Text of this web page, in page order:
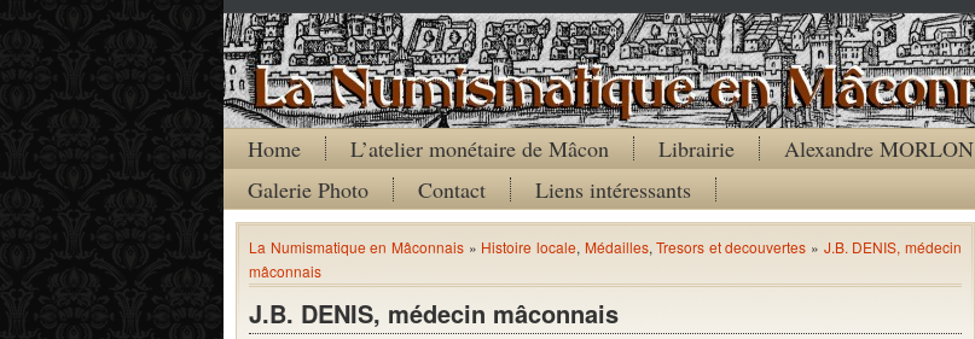
Home L’atelier monétaire de Mâcon Librairie
Alexandre MORLON
Galerie Photo
Contact Liens intéressants
La Numismatique en Mâconnais» Histoire locale, Médailles,Tresors et decouvertes » J.B. DENIS, médecin
mâconnais
J.B. DENIS, médecin mâconnais